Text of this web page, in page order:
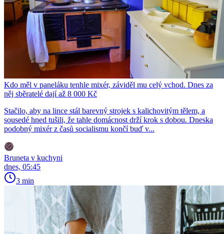
Kdo měl v paneláku tenhle mixér, záviděl mu celý vchod. Dnes za
něj sběratelé dají až 8 000 Kč
Stačilo, aby na lince stál barevný strojek s kalichovitým tělem, a
sousedé hned tušili, že tahle domácnost drží krok s dobou. Dneska
podobný mixér z časů socialismu končí buď v...
Bruneta v kuchyni
dnes, 05:45
3 min